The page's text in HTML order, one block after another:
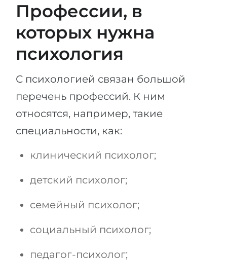
Наши студенты успешно поступают
КОНСУЛЬТАЦИЯ!
Беларусь
Другая страна
ЗАПИСАТЬСЯ НА КОНСУЛЬТАЦИЮ
Профессии, в
которых нужна
психология
С психологией связан большой
перечень профессий. К ним
относятся, например, такие
специальности, как:
клинический психолог;
детский психолог;
семейный психолог;
социальный психолог;
педагог-психолог;